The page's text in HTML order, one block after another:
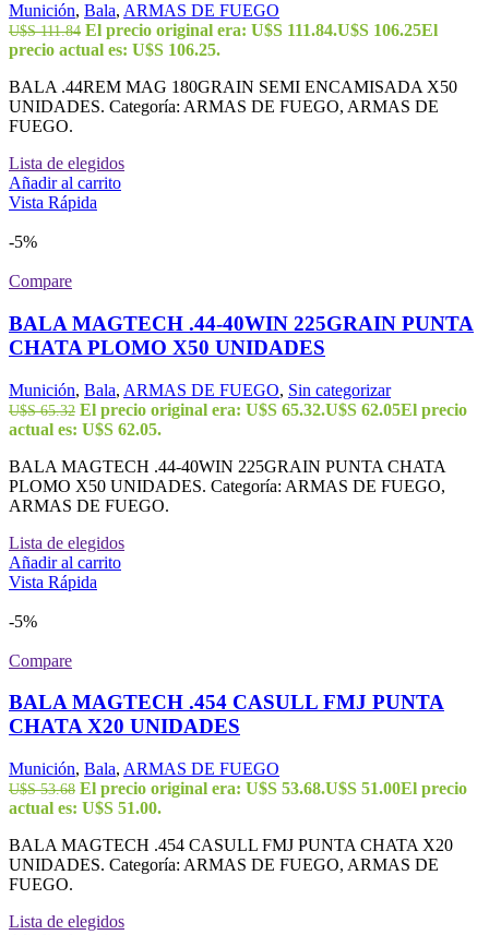
Munición, Bala, ARMAS DE FUEGO
U$S111.84 El precio original era: U$S 111.84.U$S 106.25El
precio actual es: U$S 106.25.
BALA .44REM MAG 180GRAIN SEMI ENCAMISADA X50
UNIDADES. Categoría: ARMAS DE FUEGO, ARMAS DE
FUEGO.
Lista de elegidos
Añadir al carrito
Vista Rápida
-5%
Compare
BALA MAGTECH .44-40WIN 225GRAIN PUNTA
CHATA PLOMO X50 UNIDADES
Munición, Bala, ARMAS DE FUEGO, Sin categorizar
U$S65.32 El precio original era: U$S 65.32.U$S 62.05El precio
actual es: U$S 62.05.
BALA MAGTECH .44-40WIN 225GRAIN PUNTA CHATA
PLOMO X50 UNIDADES. Categoría: ARMAS DE FUEGO,
ARMAS DE FUEGO.
Lista de elegidos
Añadir al carrito
Vista Rápida
-5%
Compare
BALA MAGTECH .454 CASULL FMJ PUNTA
CHATA X20 UNIDADES
Munición, Bala, ARMAS DE FUEGO
U$S53.68 El precio original era: U$S 53.68.U$S 51.00El precio
actual es: U$S 51.00.
BALA MAGTECH .454 CASULL FMJ PUNTA CHATA X20
UNIDADES. Categoría: ARMAS DE FUEGO, ARMAS DE
FUEGO.
Lista de elegidos